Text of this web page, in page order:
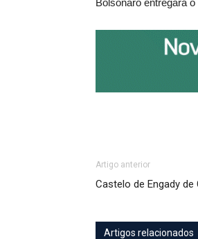
Bolsonaro entregará
Artigo anterior
Castelo de Engady
Artigos relacionados